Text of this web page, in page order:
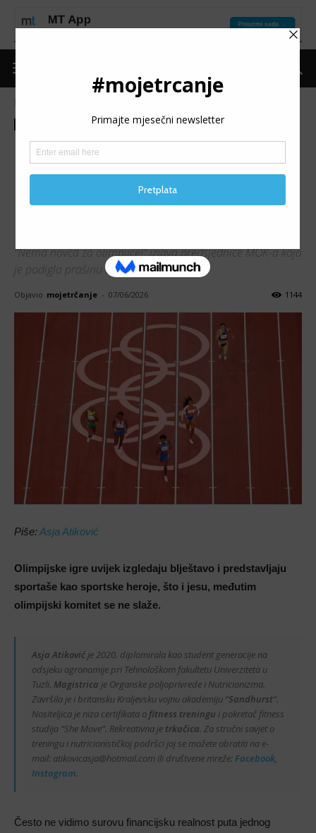
Izdvojeno Ostalo Teme
MEĐUNARODNI
OLIMPIJSKI KOMITET –
IOC: Put jednog sportaša do
"Nema novca za olimpijce!" izjava predsjednice MOK-a koja
je podigla prašinu u svijetu sporta
Objavio mojetrčanje - 07/06/2026 1144
Piše:Asja Atiković
Olimpijske igre uvijek izgledaju blještavo i predstavljaju
sportaše kao sportske heroje, što i jesu, međutim
olimpijski komitet se ne slaže.
Asja Atiković je 2020. diplomirala kao student generacije na
odsjeku agronomije pri Tehnološkom fakultetu Univerziteta u
Tuzli. Magistrica je Organske poljoprivrede i Nutricionizma.
Završila je i britansku Kraljevsku vojnu akademiju “Sandhurst“.
Nositeljica je niza certifikata o fitness treningu i pokretač fitness
studija “She Move”. Rekreativna je trkačica. Za stručni savjet o
treningu i nutricionističkoj podršci joj se možete obratiti na e-
mail: atikovicasja@hotmail.com ili društvene mreže:Facebook,
Instagram.
Često ne vidimo surovu financijsku realnost puta jednog